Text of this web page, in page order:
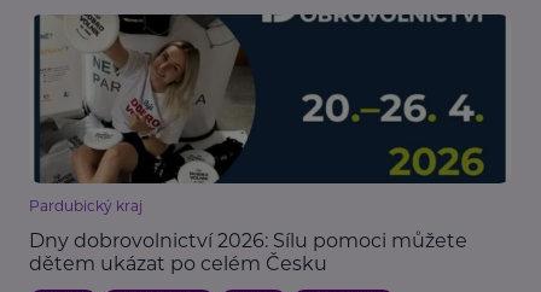
Pardubický kraj
Dny dobrovolnictví 2026: Sílu pomoci můžete
dětem ukázat po celém Česku